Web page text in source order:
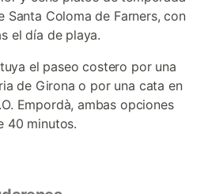
Santa Coloma de Farners, con
el día de playa.
el paseo costero por una
de Girona o por una cata en
Empordà, ambas opciones
40 minutos.